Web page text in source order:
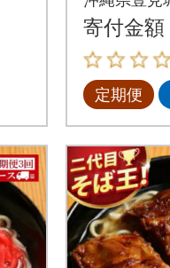
寄付金額
定期便